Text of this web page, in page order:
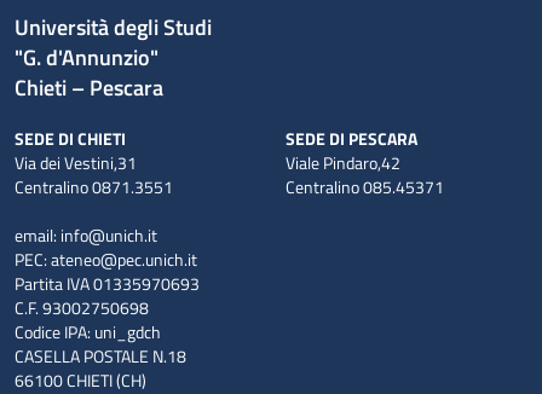
Università degli Studi
"G. d'Annunzio"
Chieti – Pescara
SEDE DI CHIETI
Via dei Vestini,31
Centralino 0871.3551
SEDE DI PESCARA
Viale Pindaro,42
Centralino 085.45371
email: info@unich.it
PEC:ateneo@pec.unich.it
Partita IVA 01335970693
C.F. 93002750698
Codice IPA: uni_gdch
CASELLA POSTALE N.18
66100 CHIETI (CH)